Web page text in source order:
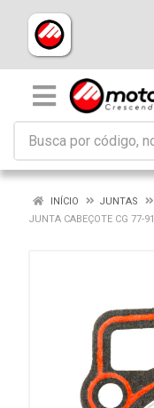
INÍCIO JUNTAS
JUNTA CABEÇOTE CG 77-91